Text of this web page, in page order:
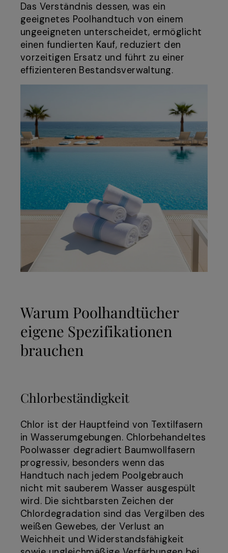
Das Verständnis dessen, was ein
geeignetes Poolhandtuch von einem
ungeeigneten unterscheidet, ermöglicht
einen fundierten Kauf, reduziert den
vorzeitigen Ersatz und führt zu einer
effizienteren Bestandsverwaltung.
Warum Poolhandtücher
eigene Spezifikationen
brauchen
Chlorbeständigkeit
Chlor ist der Hauptfeind von Textilfasern
in Wasserumgebungen. Chlorbehandeltes
Poolwasser degradiert Baumwollfasern
progressiv, besonders wenn das
Handtuch nach jedem Poolgebrauch
nicht mit sauberem Wasser ausgespült
wird. Die sichtbarsten Zeichen der
Chlordegradation sind das Vergilben des
weißen Gewebes, der Verlust an
Weichheit und Widerstandsfähigkeit